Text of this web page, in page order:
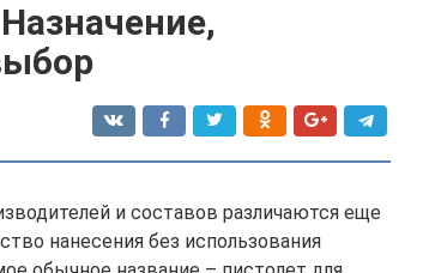
и составов различаются еще
нанесения без использования